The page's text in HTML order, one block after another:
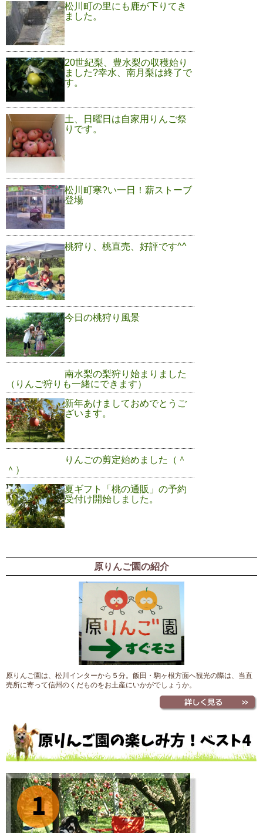
松川町の里にも鹿が下りてき
ました。
20世紀梨、豊水梨の収穫始り
ました?幸水、南月梨は終了で
す。
土、日曜日は自家用りんご祭
りです。
松川町寒?い一日！薪ストーブ
登場
桃狩り、桃直売、好評です^^
今日の桃狩り風景
南水梨の梨狩り始まりました
（りんご狩りも一緒にできます）
新年あけましておめでとうご
ざいます。
りんごの剪定始めました（＾
＾）
夏ギフト「桃の通販」の予約
受付け開始しました。
原りんご園の紹介
原りんご園は、松川インターから５分。飯田・駒ヶ根方面へ観光の際は、当直
売所に寄って信州のくだものをお土産にいかがでしょうか。